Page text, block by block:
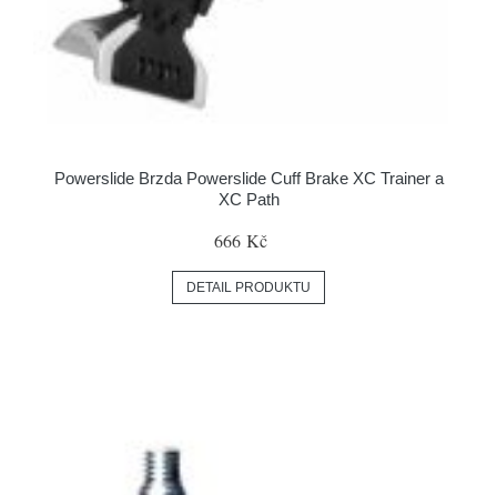
Powerslide Brzda Powerslide Cuff Brake XC Trainer a
XC Path
666 Kč
DETAIL PRODUKTU